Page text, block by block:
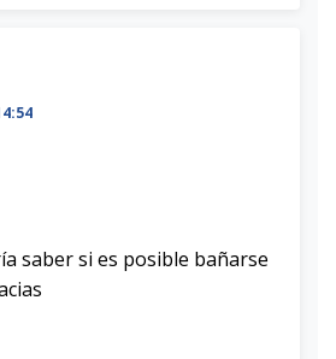
saber si es posible bañarse